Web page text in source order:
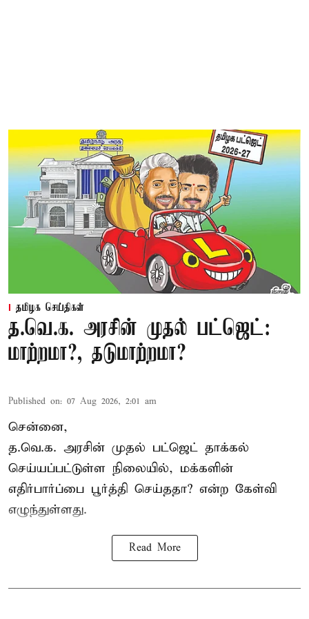
தமிழக செய்திகள்
த.வெ.க. அரசின் முதல் பட்ஜெட்:
மாற்றமா?, தடுமாற்றமா?
Published on: 07 Aug 2026, 2:01 am
சென்னை,
த.வெ.க. அரசின் முதல் பட்ஜெட் தாக்கல்
செய்யப்பட்டுள்ள நிலையில், மக்களின்
எதிர்பார்ப்பை பூர்த்தி செய்ததா? என்ற கேள்வி
எழுந்துள்ளது.
Read More